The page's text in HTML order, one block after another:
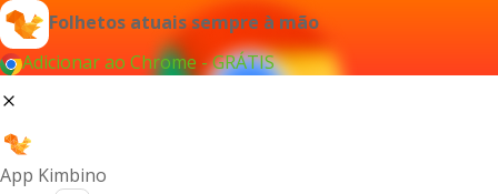
Folhetos atuais sempre à mão
Adicionar ao Chrome - GRÁTIS
App Kimbino